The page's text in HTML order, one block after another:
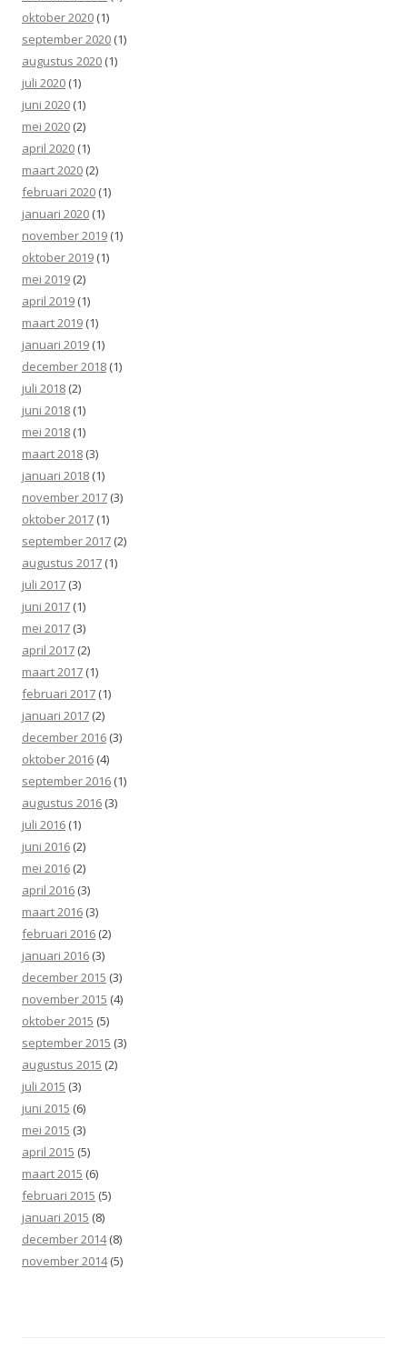
oktober 2020 (1)
september 2020 (1)
augustus 2020 (1)
juli 2020 (1)
juni 2020 (1)
mei 2020 (2)
april 2020 (1)
maart 2020 (2)
februari 2020 (1)
januari 2020 (1)
november 2019 (1)
oktober 2019 (1)
mei 2019 (2)
april 2019 (1)
maart 2019 (1)
januari 2019 (1)
december 2018 (1)
juli 2018 (2)
juni 2018 (1)
mei 2018 (1)
maart 2018 (3)
januari 2018 (1)
november 2017 (3)
oktober 2017 (1)
september 2017 (2)
augustus 2017 (1)
juli 2017 (3)
juni 2017 (1)
mei 2017 (3)
april 2017 (2)
maart 2017 (1)
februari 2017 (1)
januari 2017 (2)
december 2016 (3)
oktober 2016 (4)
september 2016 (1)
augustus 2016 (3)
juli 2016 (1)
juni 2016 (2)
mei 2016 (2)
april 2016 (3)
maart 2016 (3)
februari 2016 (2)
januari 2016 (3)
december 2015 (3)
november 2015 (4)
oktober 2015 (5)
september 2015 (3)
augustus 2015 (2)
juli 2015 (3)
juni 2015 (6)
mei 2015 (3)
april 2015 (5)
maart 2015 (6)
februari 2015 (5)
januari 2015 (8)
december 2014(8)
november 2014(5)